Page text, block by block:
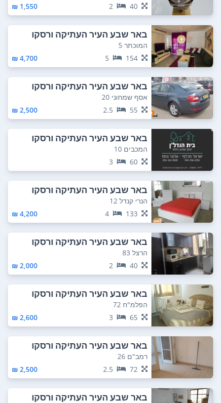
40
2
1,550 ₪
באר שבע העיר העתיקה ורסקו
המוכתר 5
154
5
4,700 ₪
באר שבע העיר העתיקה ורסקו
אסף שמחוני 20
55
2.5
2,500 ₪
באר שבע העיר העתיקה ורסקו
המכבים 10
60
3
באר שבע העיר העתיקה ורסקו
הנרי קנדל 12
133
4
4,200 ₪
באר שבע העיר העתיקה ורסקו
הרצל 83
40
2
2,000 ₪
באר שבע העיר העתיקה ורסקו
הפלמ"ח 72
65
3
2,600 ₪
באר שבע העיר העתיקה ורסקו
רמב"ם 26
72
2.5
2,500 ₪
באר שבע העיר העתיקה ורסקו